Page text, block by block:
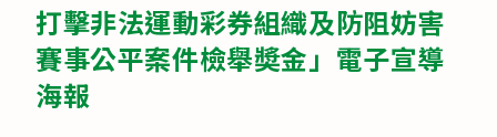
打擊非法運動彩券組織及防阻妨害
賽事公平案件檢舉奬金」電子宣導
海報